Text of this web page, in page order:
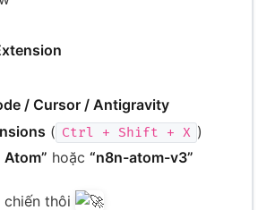
/ Cursor / Antigravity
( Ctrl + Shift + X )
Atom” hoặc“n8n-atom-v3”
chiến thôi